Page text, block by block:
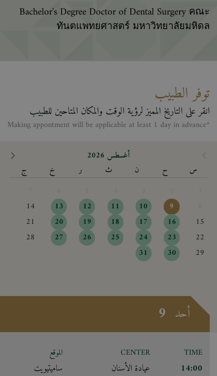
Bachelor's Degree Doctor of Dental Surgery คณะ
ทันตแพทยศาสตร์ มหาวิทยาลัยมหิดล
توفر الطبيب
انقر على التاريخ المميز لرؤية الوقت والمكان المتاحين للطبيب
*Making appontment will be applicable at least 1 day in advance
أغسطس 2026
س
ح ن ث ر خ
ج
9
10
11
12
13
14
15
16
17
18
19
20
21
22
23
24
25
26
27
28
29
30
31
أحد 9
TIME
CENTER الموقع
14:00
عيادة الأسنان
ساميتيويت